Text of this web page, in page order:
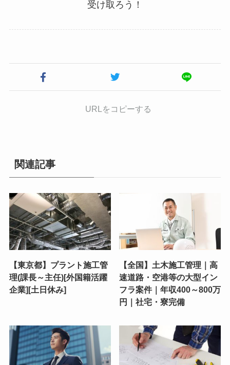
受け取ろう！
URLをコピーする
関連記事
【東京都】プラント施工管
理(課長～主任)[外国籍活躍
企業][土日休み]
【全国】土木施工管理｜高
速道路・空港等の大型イン
フラ案件｜年収400～800万
円｜社宅・寮完備